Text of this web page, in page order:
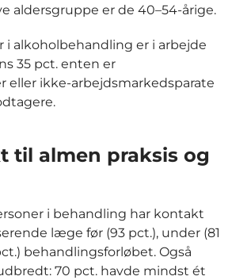
aldersgruppe er de 40–54-årige.
i alkoholbehandling er i arbejde
35 pct. enten er
eller ikke-arbejdsmarkedsparate
til almen praksis og
i behandling har kontakt
læge før (93 pct.), under (81
behandlingsforløbet. Også
70 pct. havde mindst ét